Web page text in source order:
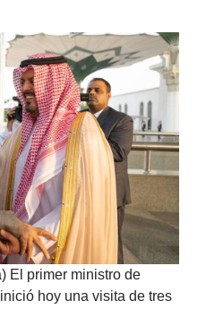
El primer ministro de
hoy una visita de tres